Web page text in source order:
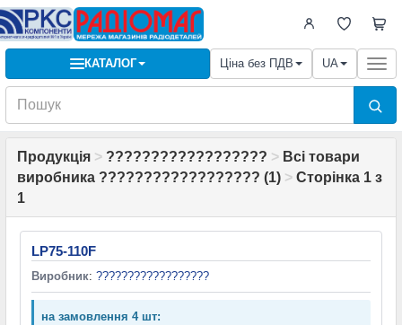
КАТАЛОГ Ціна без ПДВ UA
Продукція > ?????????????????? > Всі товари
виробника ?????????????????? (1) > Сторінка 1 з
1
LP75-110F
Виробник: ??????????????????
на замовлення 4 шт: